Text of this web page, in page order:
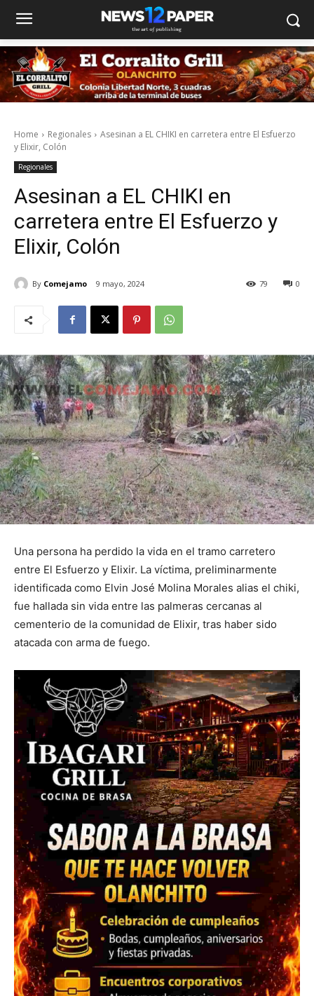
Home Regionales
Asesinan a EL CHIKI en carretera entre El Esfuerzo
y Elixir, Colón
Regionales
Asesinan a EL CHIKI en
carretera entre El Esfuerzo y
Elixir, Colón
By Comejamo 9 mayo, 2024 0
79
Una persona ha perdido la vida en el tramo carretero
entre El Esfuerzo y Elixir. La víctima, preliminarmente
identificada como Elvin José Molina Morales alias el chiki,
fue hallada sin vida entre las palmeras cercanas al
cementerio de la comunidad de Elixir, tras haber sido
atacada con arma de fuego.